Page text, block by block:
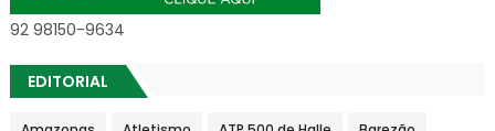
92 98150-9634
EDITORIAL